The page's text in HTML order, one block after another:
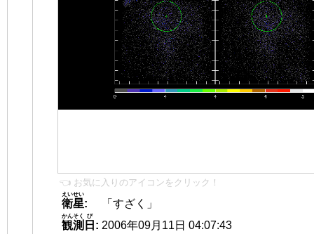
👈 お気に入りのアイコンをクリック！
衛星
えいせい
:
「すざく」
観測
かんそく
日
び
: 2006年09月11日 04:07:43